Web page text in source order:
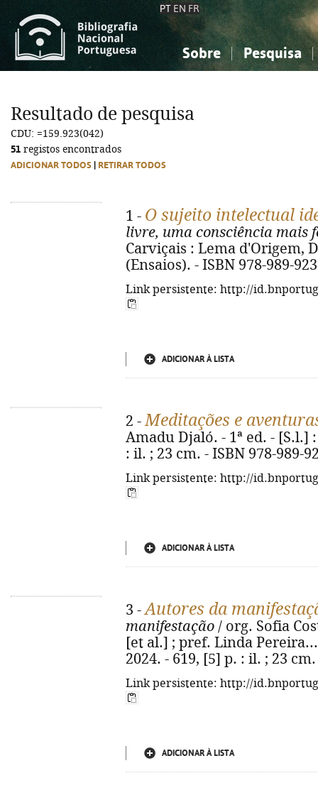
PT EN FR
Sobre Pesquisa
Ciências sociais...
Ciências sociais...
Resultado de pesquisa
CDU: =159.923(042)
51 registos encontrados
ADICIONAR TODOS RETIRAR TODOS
1 - O sujeito intelectual
livre, uma consciência mais
Carviçais : Lema d'Origem,
(Ensaios). - ISBN 978-989-
Link persistente: http://
ADICIONAR À LISTA
2 -Meditações e
Amadu Djaló. - 1ª ed. - [S.l.]
: il. ; 23 cm. - ISBN 978-989-
Link persistente: http://
ADICIONAR À LISTA
3 -Autores da
manifestação / org. Sofia
[et al.] ; pref. Linda
2024. - 619, [5] p. : il. ; 23
Link persistente: http://
ADICIONAR À LISTA